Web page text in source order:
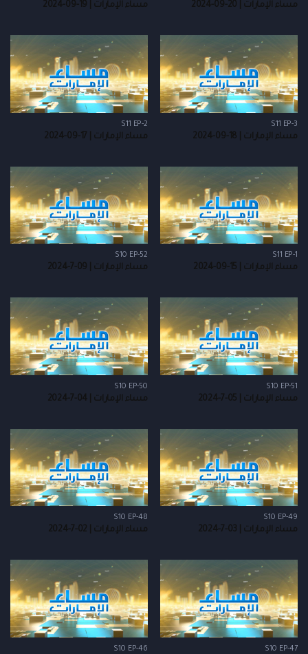
مساء الإمارات | 20-09-2024 مساء الإمارات | 19-09-2024
S11 EP-3
مساء الإمارات | 18-09-2024
S11 EP-2
مساء الإمارات | 17-09-2024
S11 EP-1
مساء الإمارات | 15-09-2024
S10 EP-52
مساء الإمارات | 09-7-2024
S10 EP-51
مساء الإمارات | 05-7-2024
S10 EP-50
مساء الإمارات | 04-7-2024
S10 EP-49
مساء الإمارات | 03-7-2024
S10 EP-48
مساء الإمارات | 02-7-2024
S10 EP-47
S10 EP-46